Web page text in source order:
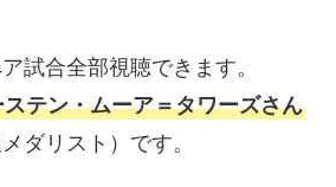
試合全部視聴できます。
テン・ムーア＝タワーズさん
ダリスト）です。